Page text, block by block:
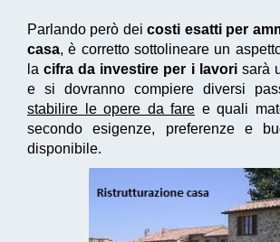
Parlando però dei costi esatti per
casa, è corretto sottolineare un
lacifra da investire per i lavorisarà
e si dovranno compiere diversi
stabilire le opere da fare e quali
secondo esigenze, preferenze e
disponibile.